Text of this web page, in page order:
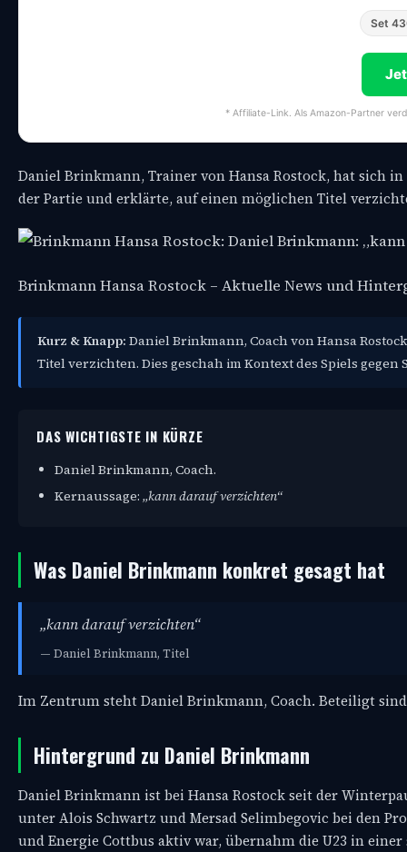
Set
* Affiliate-Link. Als Amazon-Partner
Daniel Brinkmann, Trainer von Hansa Rostock, hat sich
der Partie und erklärte, auf einen möglichen Titel
Brinkmann Hansa Rostock – Aktuelle News und
Kurz & Knapp: Daniel Brinkmann, Coach von Hansa
Titel verzichten. Dies geschah im Kontext des Spiels
DAS WICHTIGSTE IN KÜRZE
Daniel Brinkmann, Coach.
Kernaussage: „kann darauf verzichten“
Was Daniel Brinkmann konkret gesagt hat
„kann darauf verzichten“
— Daniel Brinkmann, Titel
Im Zentrum steht Daniel Brinkmann, Coach. Beteiligt
Hintergrund zu Daniel Brinkmann
Daniel Brinkmann ist bei Hansa Rostock seit der
unter Alois Schwartz und Mersad Selimbegovic bei den
und Energie Cottbus aktiv war, übernahm die U23 in